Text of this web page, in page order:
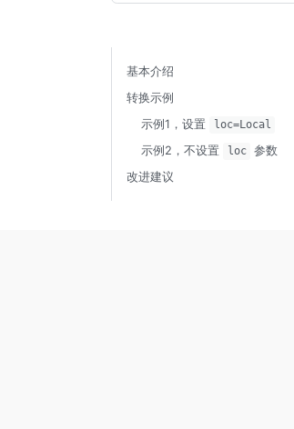
基本介绍
转换示例
示例1，设置
loc=Local
示例2，不设置 loc
参数
改进建议